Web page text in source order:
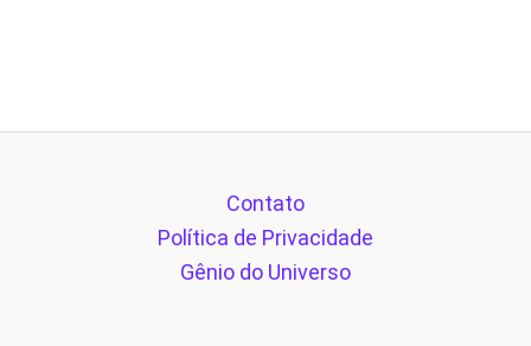
Contato
Política de Privacidade
Gênio do Universo